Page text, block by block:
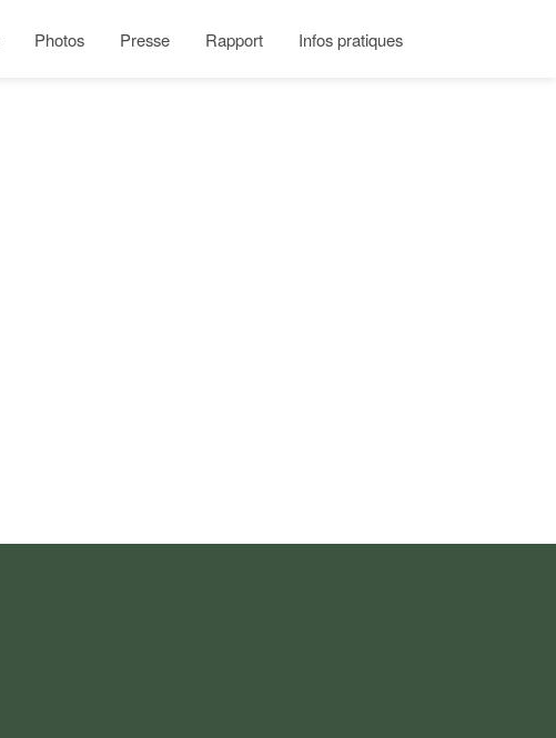
Photos Presse Rapport Infos pratiques